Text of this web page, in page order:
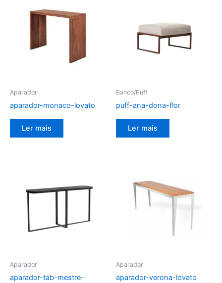
Aparador
aparador-monaco-lovato
Ler mais
Banco/Puff
puff-ana-dona-flor
Ler mais
Aparador
aparador-tab-mestre-
Aparador
aparador-verona-lovato